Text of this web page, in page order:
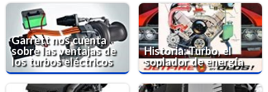
Garrett nos cuenta
sobre las ventajas de
los turbos eléctricos
Historia: Turbo, el
soplador de energía